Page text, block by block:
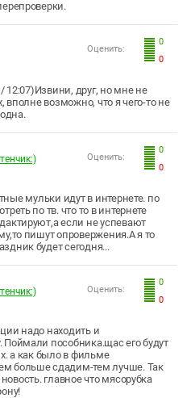
0
0
Оценить:
12:07)Извини, друг, но мне не
вполне возможно, что я чего-то не
0
0
Оценить:
мульки идут в интернете. по
по тв. что то в интернете
если не успевают
пишут опровержения.А я то
будет сегодня...
0
0
Оценить:
надо находить и
Поймали пособника.щас его будут
а как было в фильме
больше сдадим-тем лучше. Так
главное что мясорубка